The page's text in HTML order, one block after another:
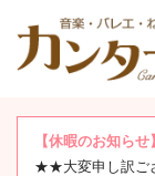
【休暇のお知らせ
★★大変申し訳ご